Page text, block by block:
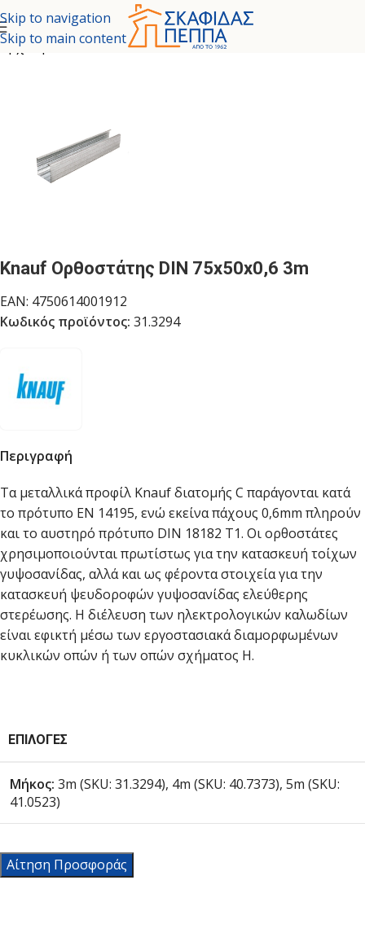
Skip to navigation
Skip to main content
Αρχική σελίδα/ΞΗΡΑ ΔΟΜΗΣΗ/ΜΕΤΑΛΛΙΚΑ ΠΡΟΦΙΛ
Knauf Ορθοστάτης DIN 75x50x0,6 3m
EAN: 4750614001912
Κωδικός προϊόντος: 31.3294
Περιγραφή
Τα μεταλλικά προφίλ Knauf διατομής C παράγονται κατά
το πρότυπο ΕΝ 14195, ενώ εκείνα πάχους 0,6mm πληρούν
και το αυστηρό πρότυπο DIN 18182 T1. Οι ορθοστάτες
χρησιμοποιούνται πρωτίστως για την κατασκευή τοίχων
γυψοσανίδας, αλλά και ως φέροντα στοιχεία για την
κατασκευή ψευδοροφών γυψοσανίδας ελεύθερης
στερέωσης. Η διέλευση των ηλεκτρολογικών καλωδίων
είναι εφικτή μέσω των εργοστασιακά διαμορφωμένων
κυκλικών οπών ή των οπών σχήματος Η.
ΕΠΙΛΟΓΈΣ
Μήκος: 3m (SKU: 31.3294), 4m (SKU: 40.7373), 5m (SKU:
41.0523)
Αίτηση Προσφοράς